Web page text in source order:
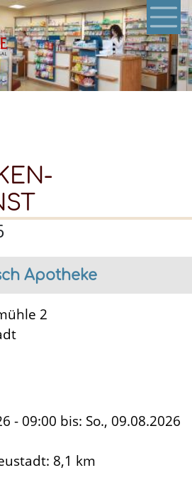
Direkt
zum
Inhalt
Apotheke
2
- 09:00 bis: So., 09.08.2026
: 8,1 km